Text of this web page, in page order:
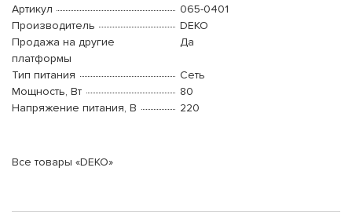
Артикул
065-0401
Производитель
DEKO
Продажа на другие
платформы
Да
Тип питания
Сеть
Мощность, Вт
80
Напряжение питания, В
220
Все товары «DEKO»